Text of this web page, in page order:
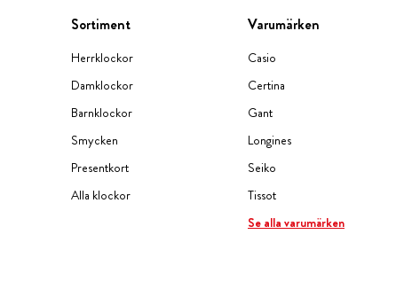
Sortiment
Herrklockor
Damklockor
Barnklockor
Smycken
Presentkort
Alla klockor
Varumärken
Casio
Certina
Gant
Longines
Seiko
Tissot
Se alla varumärken